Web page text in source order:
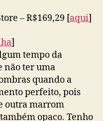
– R$169,29 [aqui]
]
tempo da
não ter uma
quando a
perfeito, pois
outra marrom
opaco. Tenho